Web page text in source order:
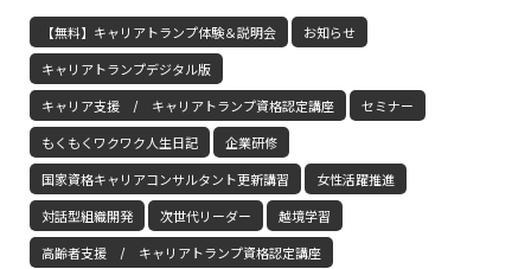
【無料】キャリアトランプ体験＆説明会 お知らせ
キャリアトランプデジタル版
キャリア支援 / キャリアトランプ資格認定講座 セミナー
もくもくワクワク人生日記 企業研修
国家資格キャリアコンサルタント更新講習 女性活躍推進
対話型組織開発 次世代リーダー 越境学習
高齢者支援 / キャリアトランプ資格認定講座